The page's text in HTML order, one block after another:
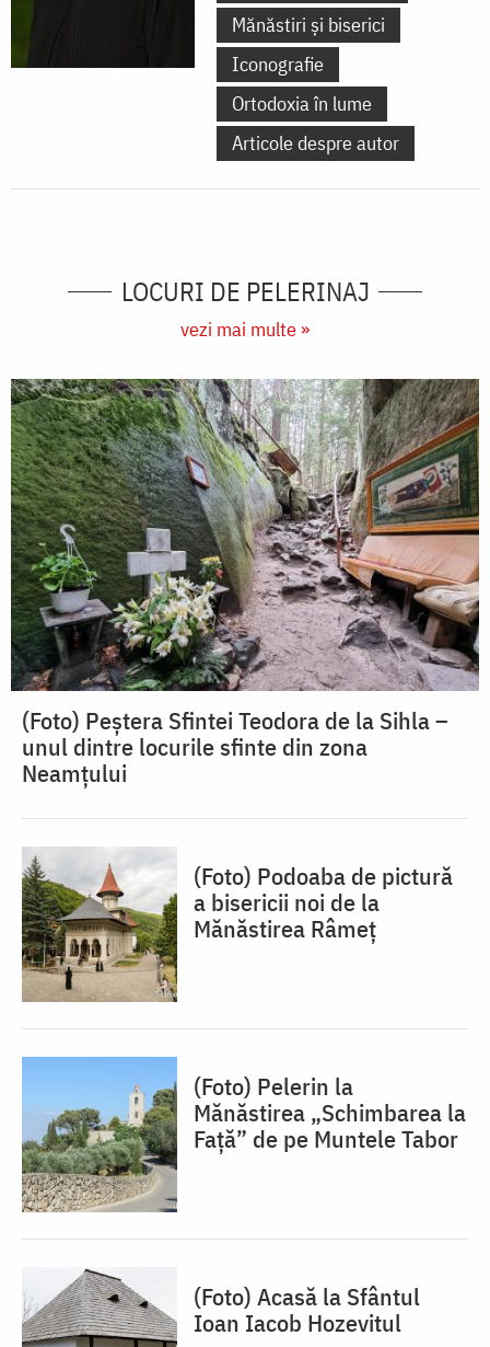
Mănăstiri și biserici
Iconografie
Ortodoxia în lume
Articole despre autor
LOCURI DE PELERINAJ
vezi mai multe »
(Foto) Peștera Sfintei Teodora de la Sihla –
unul dintre locurile sfinte din zona
Neamțului
(Foto) Podoaba de pictură
a bisericii noi de la
Mănăstirea Râmeț
(Foto) Pelerin la
Mănăstirea „Schimbarea la
Față” de pe Muntele Tabor
(Foto) Acasă la Sfântul
Ioan Iacob Hozevitul